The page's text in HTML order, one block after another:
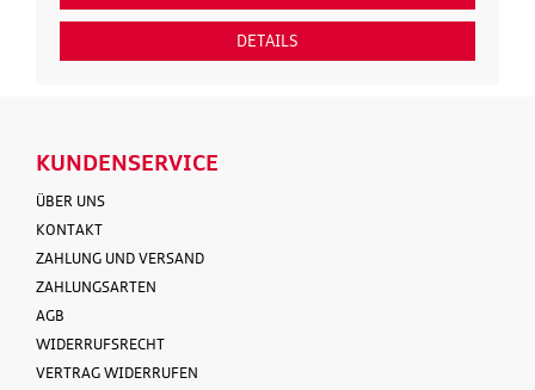
DETAILS
KUNDENSERVICE
ÜBER UNS
KONTAKT
ZAHLUNG UND VERSAND
ZAHLUNGSARTEN
AGB
WIDERRUFSRECHT
VERTRAG WIDERRUFEN